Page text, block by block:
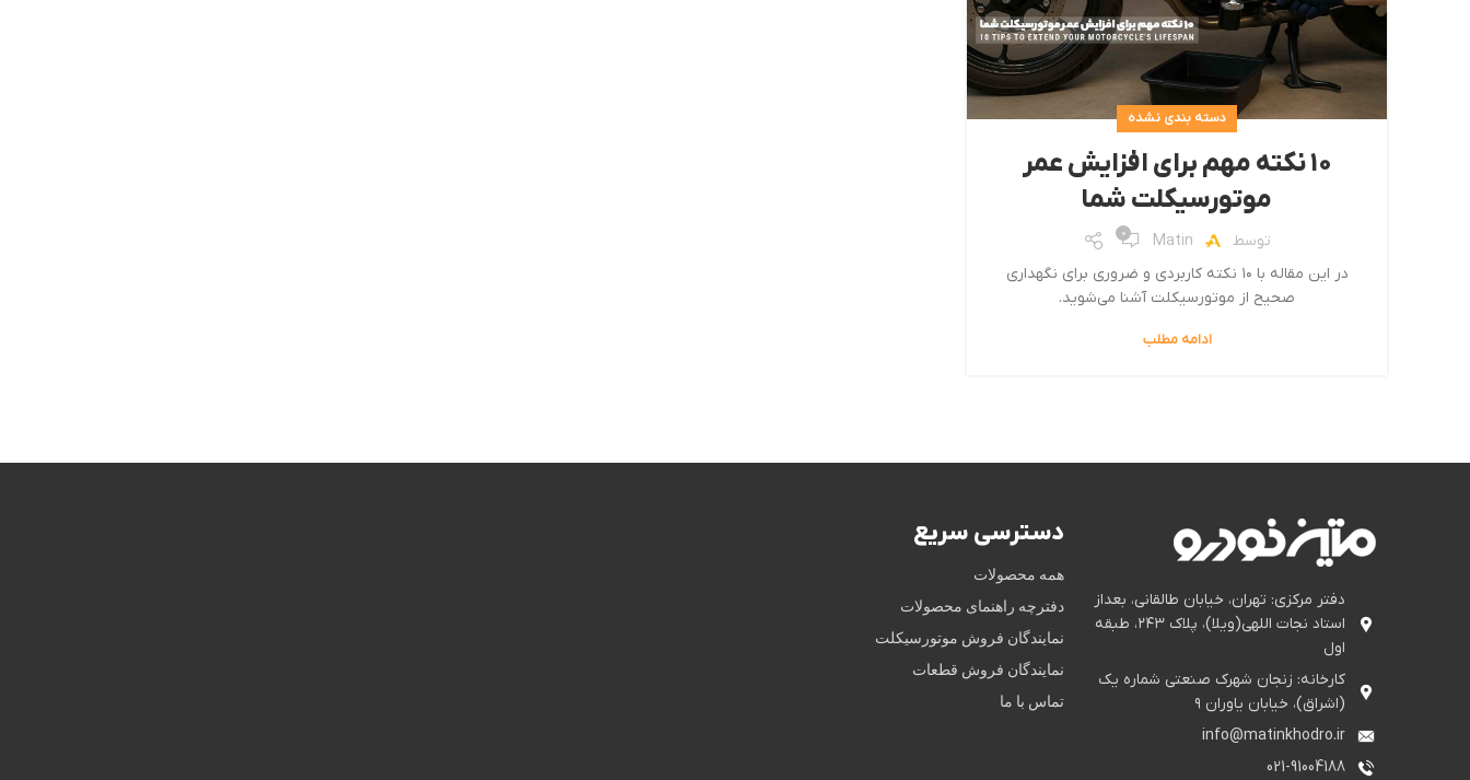
دسته بندی نشده
۱۰ نکته مهم برای افزایش عمر
موتورسیکلت شما
توسط Matin
0
در این مقاله با ۱۰ نکته کاربردی و ضروری برای نگهداری
صحیح از موتورسیکلت آشنا می‌شوید.
ادامه مطلب
دفتر مرکزی: تهران، خیابان طالقانی، بعداز
استاد نجات اللهی(ویلا)، پلاک ۲۴۳، طبقه
اول
کارخانه: زنجان شهرک صنعتی شماره یک
(اشراق)، خیابان یاوران ۹
info@matinkhodro.ir
021-91004188
دسترسی سریع
همه محصولات
دفترچه راهنمای محصولات
نمایندگان فروش موتورسیکلت
نمایندگان فروش قطعات
تماس با ما